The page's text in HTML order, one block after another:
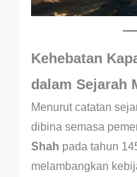
Kehebatan
dalam Sejarah
Menurut catatan
dibina semasa
Shah pada tahun
melambangkan